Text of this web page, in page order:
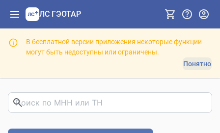
ЛС ГЭОТАР
В бесплатной версии приложения некоторые функции
могут быть недоступны или ограничены.
Понятно
Риски фармакотерапии.